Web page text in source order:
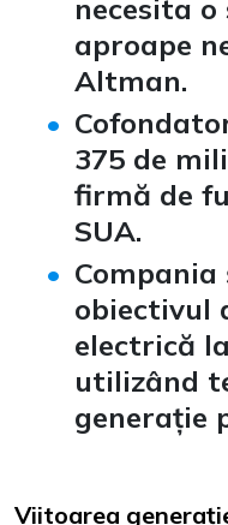
necesita o
aproape
Altman.
375 de
firmă de
SUA.
obiectivul
electrică
utilizând
generație
Viitoarea